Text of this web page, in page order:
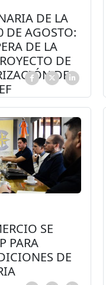
DE LA
DE AGOSTO:
DE LA
DE
DE
SE
PARA
DE